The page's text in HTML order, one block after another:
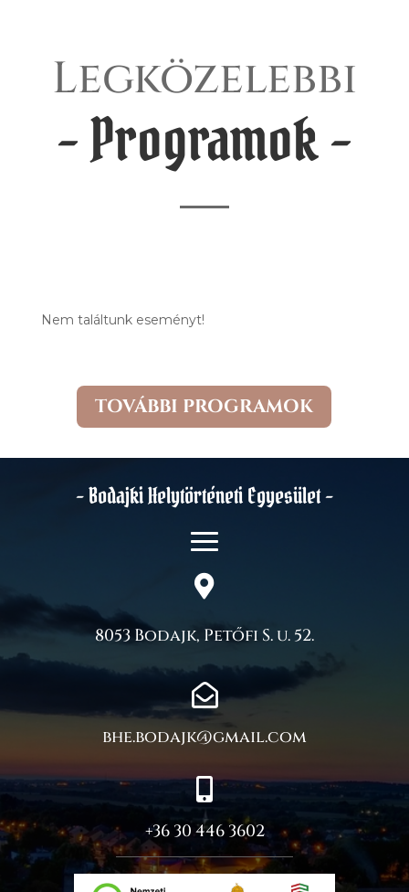
Legközelebbi
– Programok –
Nem találtunk eseményt!
TOVÁBBI PROGRAMOK
– Bodajki Helytörténeti Egyesület –

8053 Bodajk, Petőfi S. u. 52.

bhe.bodajk@gmail.com

+36 30 446 3602